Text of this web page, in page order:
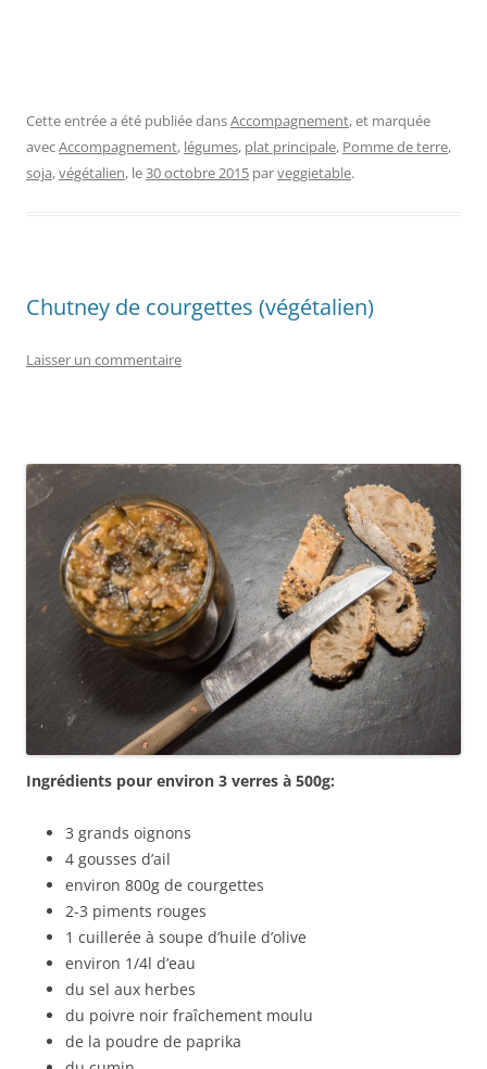
Cette entrée a été publiée dansAccompagnement, et marquée
avecAccompagnement, légumes, plat principale, Pomme de terre,
soja,végétalien, le30 octobre 2015 parveggietable.
Chutney de courgettes (végétalien)
Laisser un commentaire
Ingrédients pour environ 3 verres à 500g:
3 grands oignons
4 gousses d’ail
environ 800g de courgettes
2-3 piments rouges
1 cuillerée à soupe d’huile d’olive
environ 1/4l d’eau
du sel aux herbes
du poivre noir fraîchement moulu
de la poudre de paprika